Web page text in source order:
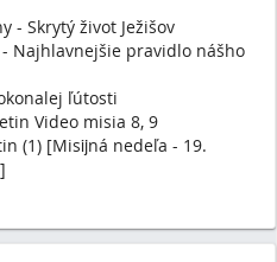
nový misijný časopis Missio (moja
dňoch. Obsahuje všetko, čo má
dokonca aj jednoduchú krížovku s
Blog